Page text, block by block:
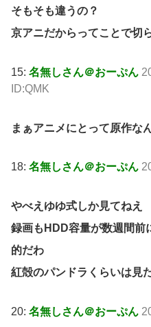
そもそも違うの？
京アニだからってことで切
15: 名無しさん＠おーぷん
ID:QMK
まぁアニメにとって原作な
18: 名無しさん＠おーぷん
やべえゆゆ式しか見てねえ
録画もHDD容量が数週間前
的だわ
紅殻のパンドラくらいは見
20: 名無しさん＠おーぷん